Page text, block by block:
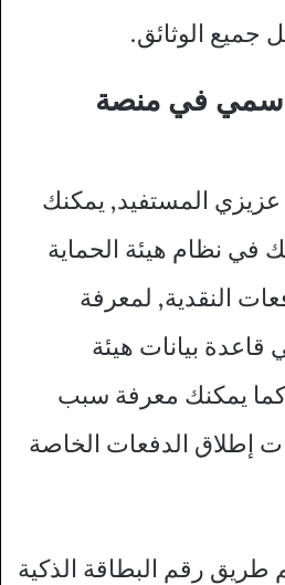
جميع الوثائق.
في منصة
المستفيد, يمكنك
في نظام هيئة الحماية
النقدية, لمعرفة
قاعدة بيانات هيئة
كما يمكنك معرفة سبب
إطلاق الدفعات الخاصة
طريق رقم البطاقة الذكية